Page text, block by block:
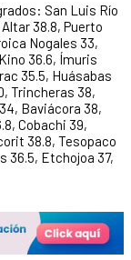
San Luis Río
38.8, Puerto
Nogales 33,
36.6, Ímuris
35.5, Huásabas
Trincheras 38,
Baviácora 38,
Cobachi 39,
38.8, Tesopaco
36.5, Etchojoa 37,